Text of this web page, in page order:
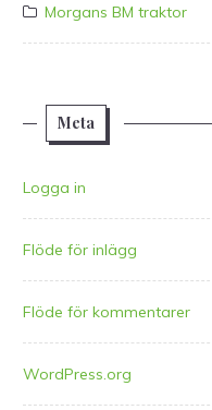
Morgans BM traktor
Meta
Logga in
Flöde för inlägg
Flöde för kommentarer
WordPress.org